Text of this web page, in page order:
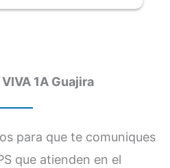
1A Guajira
para que te comuniques
que atienden en el